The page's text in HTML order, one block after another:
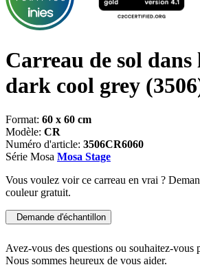
Carreau de sol
dark cool grey
Format: 60 x 60 cm
Modèle: CR
Numéro d'article: 3506CR6060
Série Mosa Mosa Stage
Vous voulez voir ce carreau en vrai ?
couleur gratuit.
Demande d'échantillon
Avez-vous des questions ou souhaitez-vous
Nous sommes heureux de vous aider.